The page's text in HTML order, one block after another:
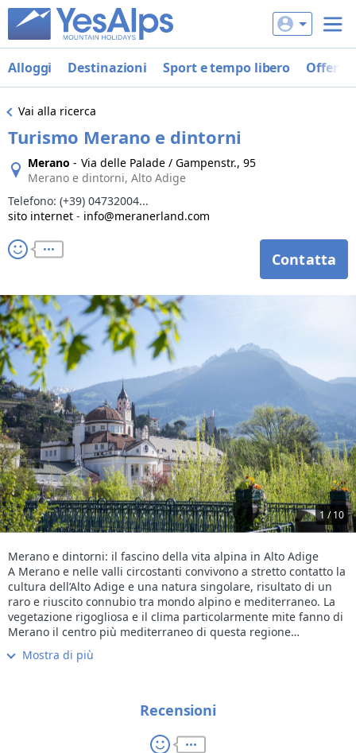
Alloggi Destinazioni Sport e tempo libero Offerte
Vai alla ricerca
Turismo Merano e dintorni
Merano - Via delle Palade / Gampenstr., 95
Merano e dintorni, Alto Adige
Telefono: (+39) 04732004...
sito internet - info@meranerland.com
Contatta
1 / 10
Merano e dintorni: il fascino della vita alpina in Alto Adige
A Merano e nelle valli circostanti convivono a stretto contatto la
cultura dell’Alto Adige e una natura singolare, risultato di un
raro e riuscito connubio tra mondo alpino e mediterraneo. La
vegetazione rigogliosa e il clima particolarmente mite fanno di
Merano il centro più mediterraneo di questa regione
tipicamente alpina. Città di cura dalla storia millenaria, Merano
offre un ricco panorama culturale e propone una gastronomia
città cosmopolita: dalla convivenza tra la popolazione italiana e
infatti uno stile di vita del tutto particolare che si riflette in ogni
Mostra di più
Recensioni